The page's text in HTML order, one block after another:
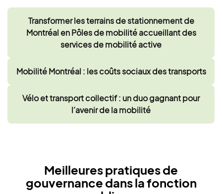
Transformer les terrains de stationnement de
Montréal en Pôles de mobilité accueillant des
services de mobilité active
Mobilité Montréal : les coûts sociaux des transports
Vélo et transport collectif : un duo gagnant pour
l’avenir de la mobilité
Meilleures pratiques de
gouvernance dans la fonction